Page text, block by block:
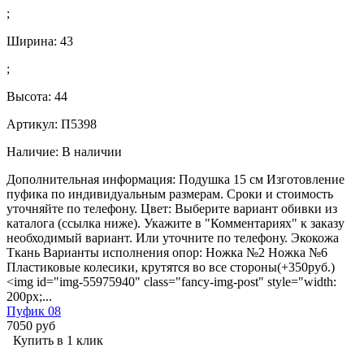
;
Ширина: 43
;
Высота: 44
Артикул: П5398
Наличие: В наличии
Дополнительная информация: Подушка 15 см Изготовление
пуфика по индивидуальным размерам. Сроки и стоимость
уточняйте по телефону. Цвет: Выберите вариант обивки из
каталога (ссылка ниже). Укажите в "Комментариях" к заказу
необходимый вариант. Или уточните по телефону. Экокожа
Ткань Варианты исполнения опор: Ножка №2 Ножка №6
Пластиковые колесики, крутятся во все стороны(+350руб.)
<img id="img-55975940" class="fancy-img-post" style="width:
200px;...
Пуфик 08
7050 руб
Купить в 1 клик